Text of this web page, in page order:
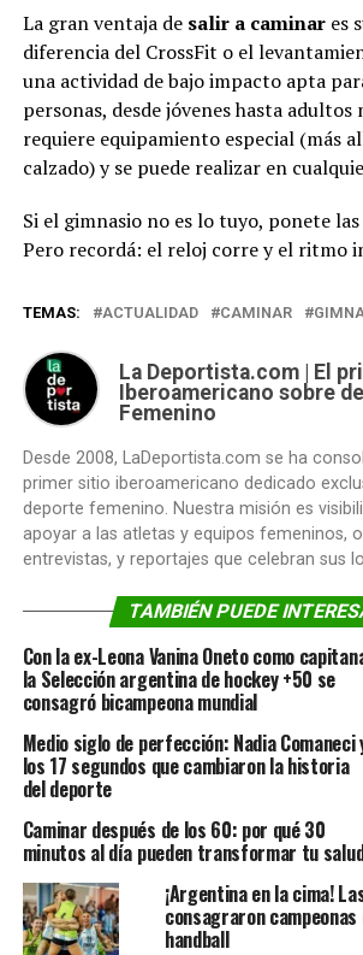
La gran ventaja de salir a caminares
diferencia del CrossFit o el
una actividad de bajo impacto apta
personas, desde jóvenes hasta adultos
requiere equipamiento especial (más
calzado) y se puede realizar en
Si el gimnasio no es lo tuyo, ponete
Pero recordá: el reloj corre y el ritmo
TEMAS: ACTUALIDAD CAMINAR
La Deportista.com | El
Iberoamericano sobre
Femenino
Desde 2008, LaDeportista.com se ha
primer sitio iberoamericano dedicado
deporte femenino. Nuestra misión es
apoyar a las atletas y equipos femeninos,
entrevistas, y reportajes que celebran sus
TAMBIÉN PUEDE
Con la ex-Leona Vanina Oneto como
la Selección argentina de hockey +50 se
consagró bicampeona mundial
Medio siglo de perfección: Nadia Comaneci
los 17 segundos que cambiaron la historia
del deporte
Caminar después de los 60: por qué 30
minutos al día pueden transformar tu
¡Argentina en la cima!
consagraron campeonas
handball